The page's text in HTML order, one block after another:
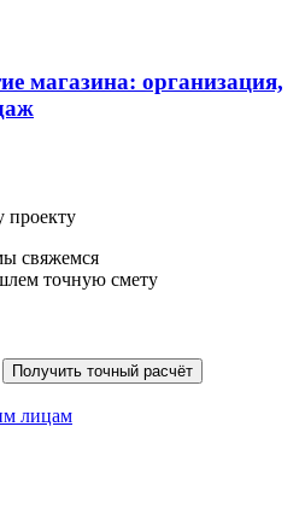
магазина: организация,
проекту
свяжемся
точную смету
Получить точный расчёт
лицам